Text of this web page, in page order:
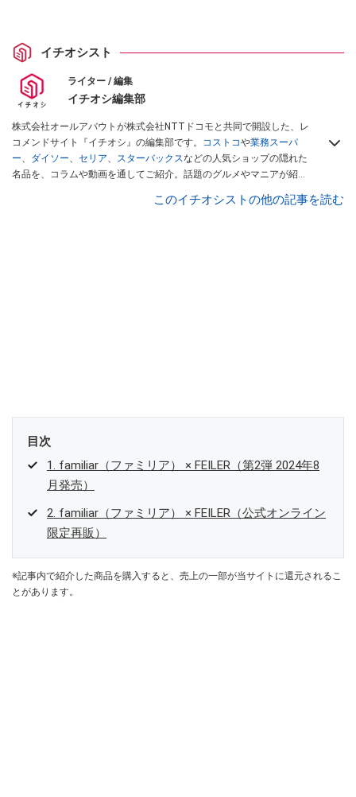
イチオシスト
ライター / 編集
イチオシ編集部
株式会社オールアバウトが株式会社NTTドコモと共同で開設した、レ
コメンドサイト『イチオシ』の編集部です。 コストコや業務スーパ
ー、 ダイソー、 セリア、 スターバックスなどの人気ショップの隠れた
名品を、コラムや動画を通してご紹介。話題のグルメやマニアが紹介
インフルエンサーが実際に使用してレビューしています。毎日トレン
このイチオシストの他の記事を読む
目次
1. familiar（ファミリア） × FEILER（第2弾 2024年8
月発売）
2. familiar（ファミリア） × FEILER（公式オンライン
限定再販）
※記事内で紹介した商品を購入すると、売上の一部が当サイトに還元されるこ
とがあります。